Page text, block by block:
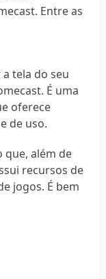
Entre as
tela do seu
É uma
oferece
de uso.
que, além de
recursos de
jogos. É bem